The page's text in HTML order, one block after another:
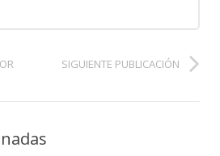
SIGUIENTE PUBLICACIÓN